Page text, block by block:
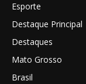
Esporte
Destaque Principal
Destaques
Mato Grosso
Brasil